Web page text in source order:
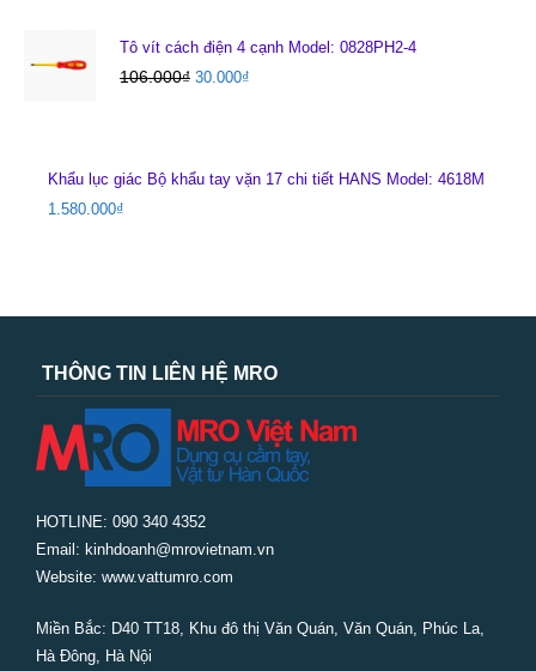
Tô vít cách điện 4 cạnh Model: 0828PH2-4
106.000₫ 30.000₫
Khẩu lục giác Bộ khẩu tay vặn 17 chi tiết HANS Model: 4618M
1.580.000₫
THÔNG TIN LIÊN HỆ MRO
HOTLINE: 090 340 4352
Email: kinhdoanh@mrovietnam.vn
Website: www.vattumro.com
Miền Bắc: D40 TT18, Khu đô thị Văn Quán, Văn Quán, Phúc La,
Hà Đông, Hà Nội